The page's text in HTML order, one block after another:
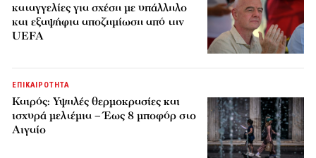
καταγγελίες για σχέση με υπάλληλο
και εξαψήφια αποζημίωση από την
UEFA
ΕΠΙΚΑΙΡΟΤΗΤΑ
Καιρός: Υψηλές θερμοκρασίες και
ισχυρά μελτέμια – Έως 8 μποφόρ στο
Αιγαίο